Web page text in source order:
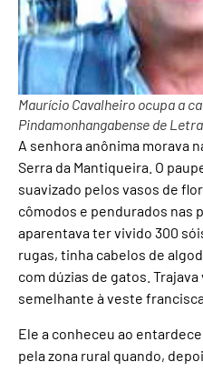
Maurício Cavalheiro ocupa a
Pindamonhangabense de Letra
A senhora anônima morava
Serra da Mantiqueira. O
suavizado pelos vasos de
cômodos e pendurados nas
aparentava ter vivido 300
rugas, tinha cabelos de
com dúzias de gatos.
semelhante à veste
Ele a conheceu ao
pela zona rural quando,